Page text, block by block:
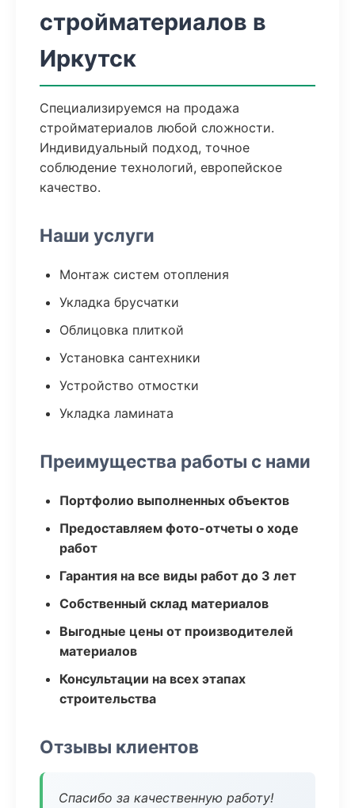
стройматериалов в
Иркутск
Специализируемся на продажа
стройматериалов любой сложности.
Индивидуальный подход, точное
соблюдение технологий, европейское
качество.
Наши услуги
Монтаж систем отопления
Укладка брусчатки
Облицовка плиткой
Установка сантехники
Устройство отмостки
Укладка ламината
Преимущества работы с нами
Портфолио выполненных объектов
Предоставляем фото-отчеты о ходе
работ
Гарантия на все виды работ до 3 лет
Собственный склад материалов
Выгодные цены от производителей
материалов
Консультации на всех этапах
строительства
Отзывы клиентов
Спасибо за качественную работу!